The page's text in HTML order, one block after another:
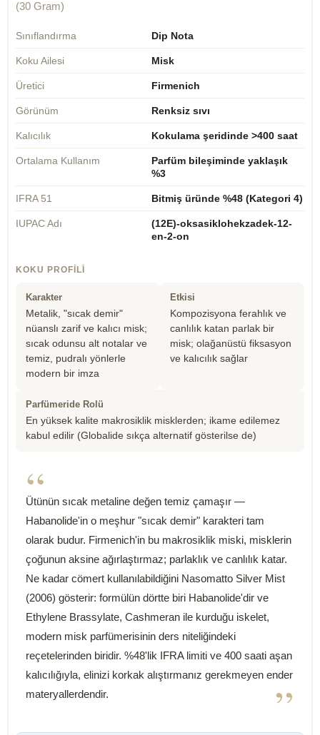
(30 Gram)
Sınıflandırma Dip Nota
Koku Ailesi Misk
Üretici Firmenich
Görünüm Renksiz sıvı
Kalıcılık Kokulama şeridinde >400 saat
Ortalama Kullanım
Parfüm bileşiminde yaklaşık
%3
IFRA 51 Bitmiş üründe %48 (Kategori 4)
IUPAC Adı
(12E)-oksasiklohekzadek-12-
en-2-on
KOKU PROFILI
Karakter
Metalik, "sıcak demir"
nüanslı zarif ve kalıcı misk;
sıcak odunsu alt notalar ve
temiz, pudralı yönlerle
modern bir imza
Etkisi
Kompozisyona ferahlık ve
canlılık katan parlak bir
misk; olağanüstü fiksasyon
ve kalıcılık sağlar
Parfümeride Rolü
En yüksek kalite makrosiklik misklerden; ikame edilemez
kabul edilir (Globalide sıkça alternatif gösterilse de)
“
Ütünün sıcak metaline değen temiz çamaşır —
Habanolide'in o meşhur "sıcak demir" karakteri tam
olarak budur. Firmenich'in bu makrosiklik miski, misklerin
çoğunun aksine ağırlaştırmaz; parlaklık ve canlılık katar.
Ne kadar cömert kullanılabildiğini Nasomatto Silver Mist
(2006) gösterir: formülün dörtte biri Habanolide'dir ve
Ethylene Brassylate, Cashmeran ile kurduğu iskelet,
modern misk parfümerisinin ders niteliğindeki
reçetelerinden biridir. %48'lik IFRA limiti ve 400 saati aşan
kalıcılığıyla, elinizi korkak alıştırmanız gerekmeyen ender
materyallerdendir.
”